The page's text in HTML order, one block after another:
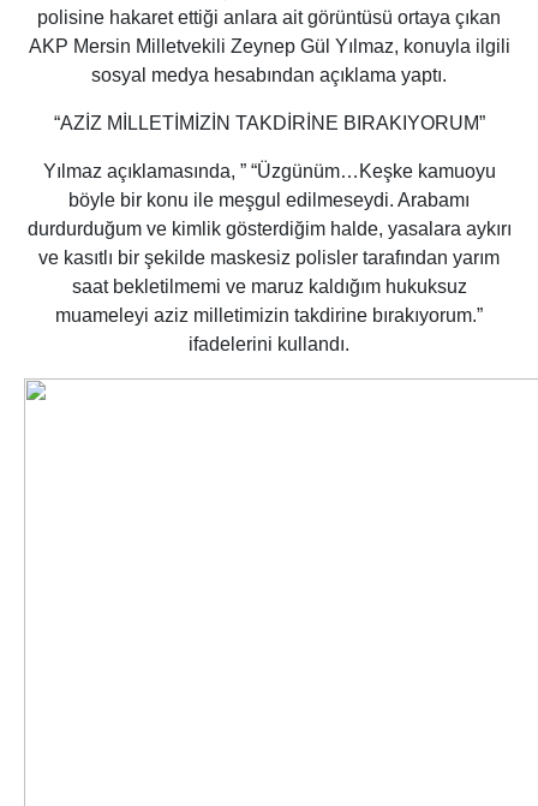
polisine hakaret ettiği anlara ait görüntüsü ortaya çıkan
AKP Mersin Milletvekili Zeynep Gül Yılmaz, konuyla ilgili
sosyal medya hesabından açıklama yaptı.
“AZİZ MİLLETİMİZİN TAKDİRİNE BIRAKIYORUM”
Yılmaz açıklamasında, ” “Üzgünüm…Keşke kamuoyu
böyle bir konu ile meşgul edilmeseydi. Arabamı
durdurduğum ve kimlik gösterdiğim halde, yasalara aykırı
ve kasıtlı bir şekilde maskesiz polisler tarafından yarım
saat bekletilmemi ve maruz kaldığım hukuksuz
muameleyi aziz milletimizin takdirine bırakıyorum.”
ifadelerini kullandı.